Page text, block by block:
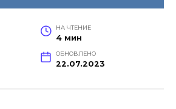
НА ЧТЕНИЕ
4 мин
ОБНОВЛЕНО
22.07.2023